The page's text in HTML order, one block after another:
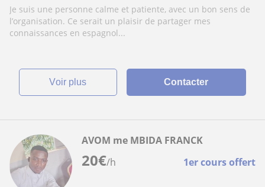
Je suis une personne calme et patiente, avec un bon sens de
l’organisation. Ce serait un plaisir de partager mes
connaissances en espagnol...
voir plus Contacter
20€/h 1er cours offert
AVOM me MBIDA FRANCK